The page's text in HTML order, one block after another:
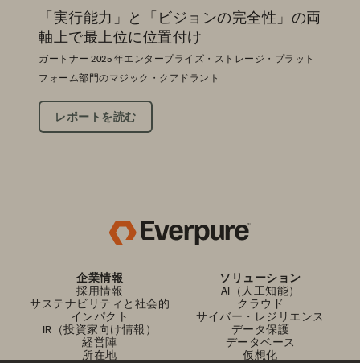
「実行能力」と「ビジョンの完全性」の両
軸上で最上位に位置付け
ガートナー 2025 年エンタープライズ・ストレージ・プラット
フォーム部門のマジック・クアドラント
レポートを読む
企業情報
採用情報
サステナビリティと社会的
インパクト
IR（投資家向け情報）
経営陣
所在地
ソリューション
AI（人工知能）
クラウド
サイバー・レジリエンス
データ保護
データベース
仮想化